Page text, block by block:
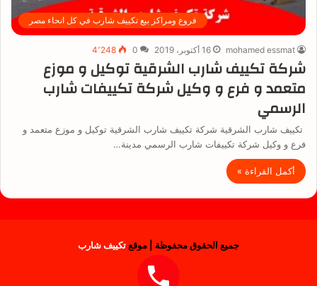
فروع ومراكز بيع تكييف شارب في كل انحاء مصر
mohamed essmat 16 أكتوبر، 2019 0 4٬248
شركة تكييف شارب الشرقية توكيل و موزع
متعمد و فرع و وكيل شركة تكييفات شارب
الرسمي
تكييف شارب الشرقية شركة تكييف شارب الشرقية توكيل و موزع متعمد و
فرع و وكيل شركة تكييفات شارب الرسمي مدينة…
أكمل القراءة »
جميع الحقوق محفوظة | موقعتكييف شارب
فيسبوك